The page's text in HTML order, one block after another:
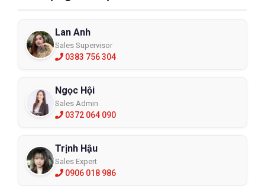
Lan Anh
Sales Supervisor
0383 756 304
Ngọc Hội
Sales Admin
0372 064 090
Trịnh Hậu
Sales Expert
0906 018 986